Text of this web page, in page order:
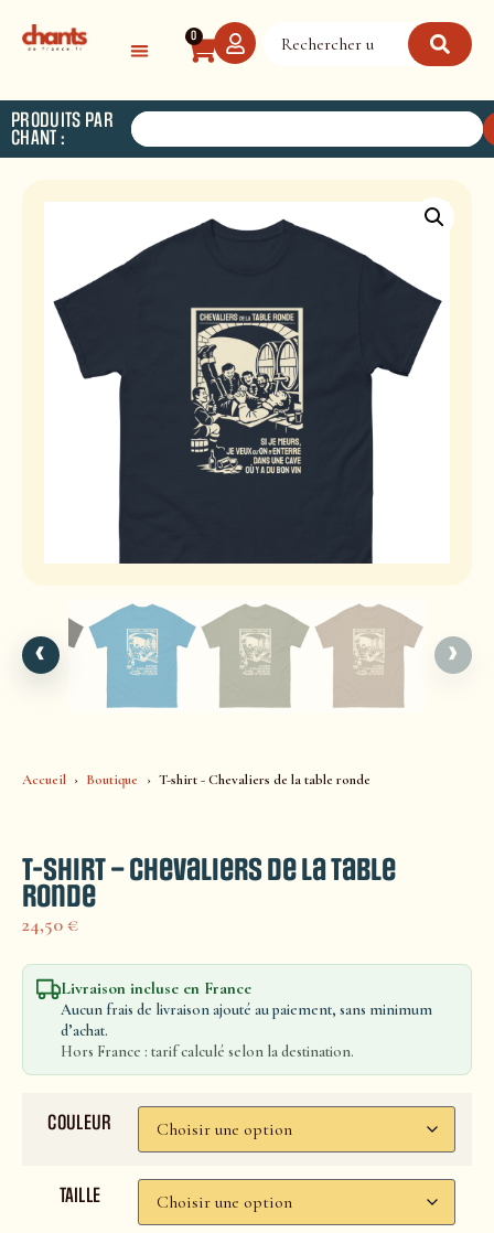
0
PRODUITS PAR
CHANT :
Accueil Boutique T-shirt - Chevaliers de la table ronde
T-shirt – Chevaliers de la table
ronde
24,50€
Livraison incluse en France
Aucun frais de livraison ajouté au paiement, sans minimum
d’achat.
Hors France : tarif calculé selon la destination.
COULEUR
TAILLE
‹ ›